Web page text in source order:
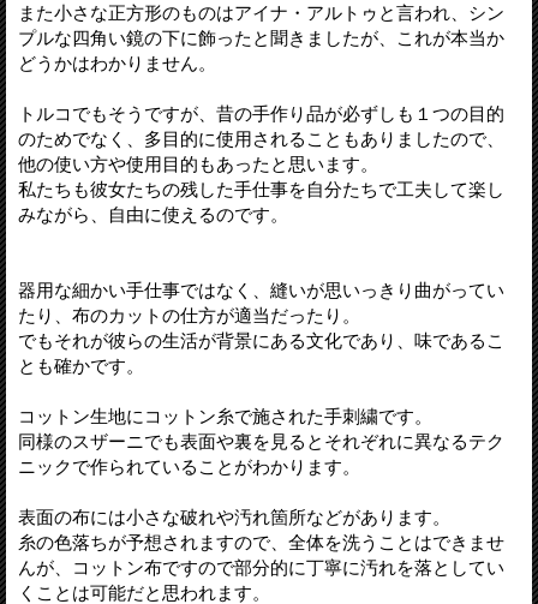
また小さな正方形のものはアイナ・アルトゥと言われ、シン
プルな四角い鏡の下に飾ったと聞きましたが、これが本当か
どうかはわかりません。
トルコでもそうですが、昔の手作り品が必ずしも１つの目的
のためでなく、多目的に使用されることもありましたので、
他の使い方や使用目的もあったと思います。
私たちも彼女たちの残した手仕事を自分たちで工夫して楽し
みながら、自由に使えるのです。
器用な細かい手仕事ではなく、縫いが思いっきり曲がってい
たり、布のカットの仕方が適当だったり。
でもそれが彼らの生活が背景にある文化であり、味であるこ
とも確かです。
コットン生地にコットン糸で施された手刺繍です。
同様のスザーニでも表面や裏を見るとそれぞれに異なるテク
ニックで作られていることがわかります。
表面の布には小さな破れや汚れ箇所などがあります。
糸の色落ちが予想されますので、全体を洗うことはできませ
んが、コットン布ですので部分的に丁寧に汚れを落としてい
くことは可能だと思われます。